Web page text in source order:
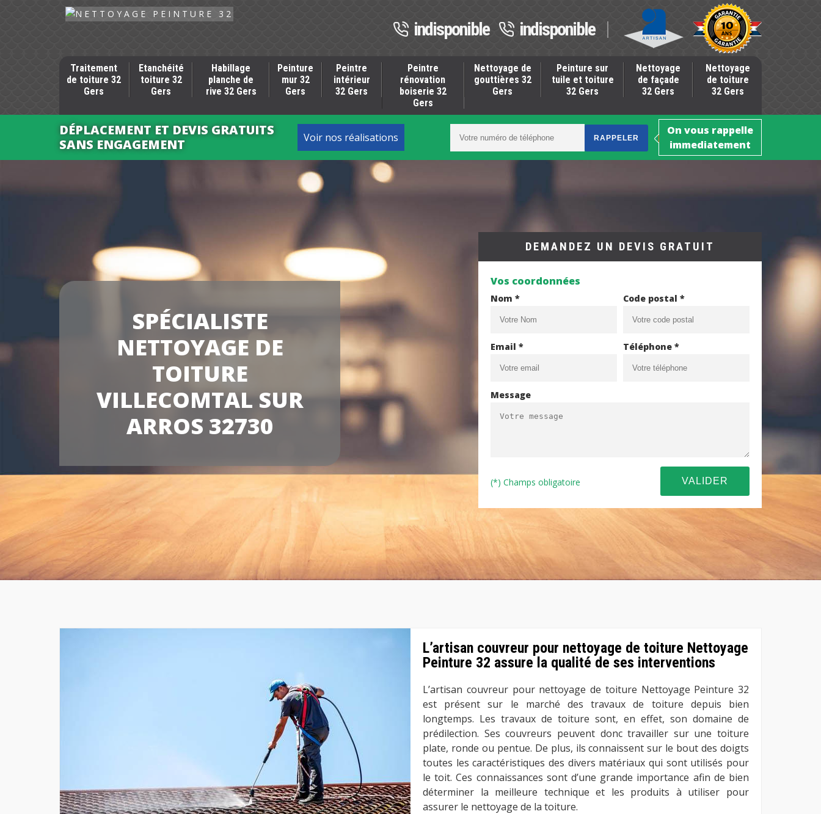
indisponible indisponible
Traitement
de toiture 32
Gers
Etanchéité
toiture 32
Gers
Habillage
planche de
rive 32 Gers
Peinture
mur 32
Gers
Peintre
intérieur
32 Gers
Peintre
rénovation
boiserie 32
Gers
Nettoyage de
gouttières 32
Gers
Peinture sur
tuile et toiture
32 Gers
Nettoyage
de façade
32 Gers
Nettoyage
de toiture
32 Gers
DÉPLACEMENT ET DEVIS GRATUITS
SANS ENGAGEMENT
Voir nos réalisations
On vous rappelle
immediatement
SPÉCIALISTE
NETTOYAGE DE
TOITURE
VILLECOMTAL SUR
ARROS 32730
DEMANDEZ UN DEVIS GRATUIT
Vos coordonnées
Nom * Code postal *
Email * Téléphone *
Message
(*) Champs obligatoire
L’artisan couvreur pour nettoyage de toiture Nettoyage
Peinture 32 assure la qualité de ses interventions
L’artisan couvreur pour nettoyage de toiture Nettoyage Peinture 32
est présent sur le marché des travaux de toiture depuis bien
longtemps. Les travaux de toiture sont, en effet, son domaine de
prédilection. Ses couvreurs peuvent donc travailler sur une toiture
plate, ronde ou pentue. De plus, ils connaissent sur le bout des doigts
toutes les caractéristiques des divers matériaux qui sont utilisés pour
le toit. Ces connaissances sont d’une grande importance afin de bien
déterminer la meilleure technique et les produits à utiliser pour
assurer le nettoyage de la toiture.